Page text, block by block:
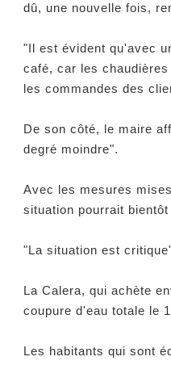
dû, une nouvelle fois,
"Il est évident qu'avec
café, car les
les commandes des
De son côté, le maire
degré moindre".
Avec les mesures
situation pourrait
"La situation est
La Calera, qui achète
coupure d'eau totale le
Les habitants qui sont